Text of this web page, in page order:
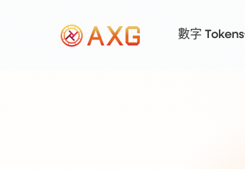
數字 Tokens